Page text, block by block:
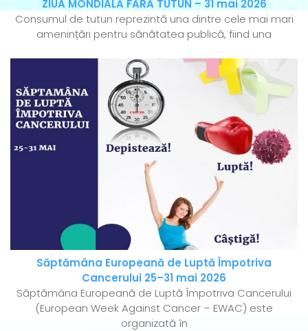
ZIUA MONDIALĂ FĂRĂ TUTUN – 31 mai 2026
Consumul de tutun reprezintă una dintre cele mai mari
amenințări pentru sănătatea publică, fiind una
Săptămâna Europeană de Luptă Împotriva
Cancerului 25–31 mai 2026
Săptămâna Europeană de Luptă Împotriva Cancerului
(European Week Against Cancer – EWAC) este
organizată în